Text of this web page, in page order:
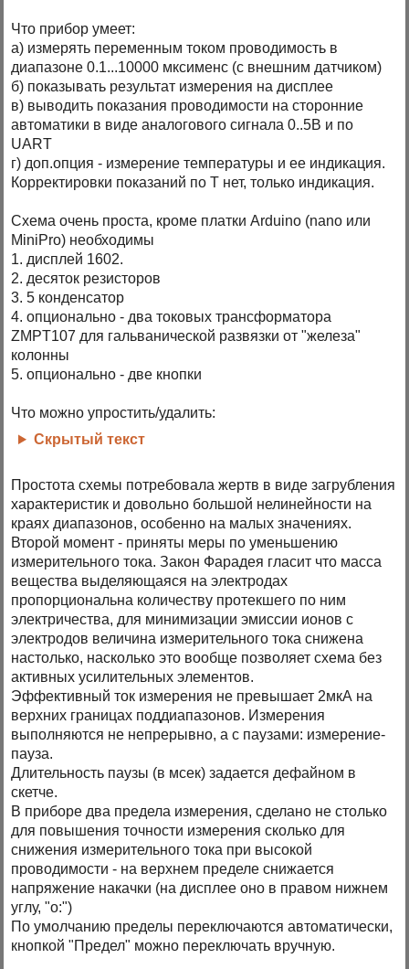
Что прибор умеет:
а) измерять переменным током проводимость в
диапазоне 0.1...10000 мксименс (с внешним датчиком)
б) показывать результат измерения на дисплее
в) выводить показания проводимости на сторонние
автоматики в виде аналогового сигнала 0..5В и по
UART
г) доп.опция - измерение температуры и ее индикация.
Корректировки показаний по Т нет, только индикация.
Схема очень проста, кроме платки Arduino (nano или
MiniPro) необходимы
1. дисплей 1602.
2. десяток резисторов
3. 5 конденсатор
4. опционально - два токовых трансформатора
ZMPT107 для гальванической развязки от "железа"
колонны
5. опционально - две кнопки
Что можно упростить/удалить:
Скрытый текст
Простота схемы потребовала жертв в виде загрубления
характеристик и довольно большой нелинейности на
краях диапазонов, особенно на малых значениях.
Второй момент - приняты меры по уменьшению
измерительного тока. Закон Фарадея гласит что масса
вещества выделяющаяся на электродах
пропорциональна количеству протекшего по ним
электричества, для минимизации эмиссии ионов с
электродов величина измерительного тока снижена
настолько, насколько это вообще позволяет схема без
активных усилительных элементов.
Эффективный ток измерения не превышает 2мкА на
верхних границах поддиапазонов. Измерения
выполняются не непрерывно, а с паузами: измерение-
пауза.
Длительность паузы (в мсек) задается дефайном в
скетче.
В приборе два предела измерения, сделано не столько
для повышения точности измерения сколько для
снижения измерительного тока при высокой
проводимости - на верхнем пределе снижается
напряжение накачки (на дисплее оно в правом нижнем
углу, "o:")
По умолчанию пределы переключаются автоматически,
кнопкой "Предел" можно переключать вручную.